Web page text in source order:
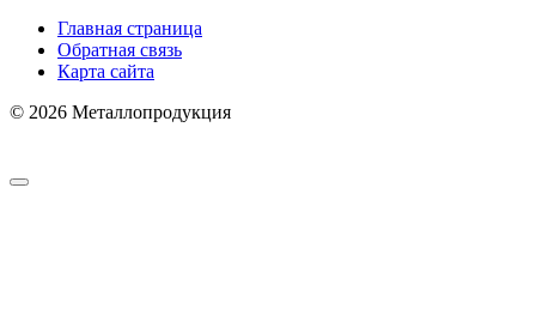
Главная страница
Обратная связь
Карта сайта
© 2026 Металлопродукция